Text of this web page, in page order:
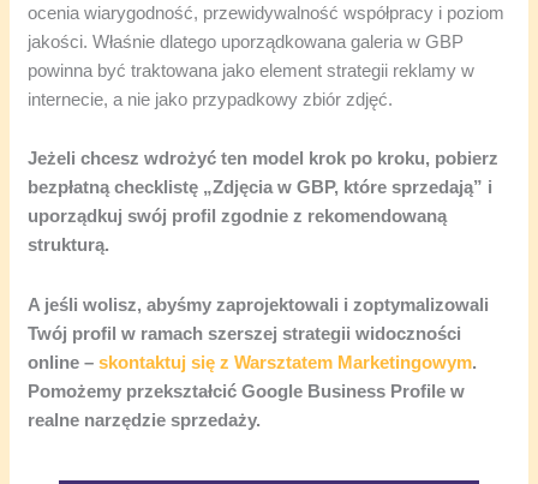
ocenia wiarygodność, przewidywalność współpracy i poziom
jakości. Właśnie dlatego uporządkowana galeria w GBP
powinna być traktowana jako element strategii reklamy w
internecie, a nie jako przypadkowy zbiór zdjęć.
Jeżeli chcesz wdrożyć ten model krok po kroku, pobierz
bezpłatną checklistę „Zdjęcia w GBP, które sprzedają” i
uporządkuj swój profil zgodnie z rekomendowaną
strukturą.
A jeśli wolisz, abyśmy zaprojektowali i zoptymalizowali
Twój profil w ramach szerszej strategii widoczności
online –skontaktuj się z Warsztatem Marketingowym.
Pomożemy przekształcić Google Business Profile w
realne narzędzie sprzedaży.